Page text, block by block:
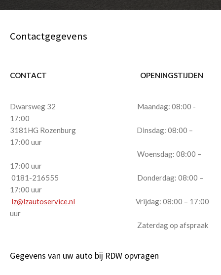
Contactgegevens
CONTACT OPENINGSTIJDEN
Dwarsweg 32 Maandag: 08:00 -
17:00
3181HG Rozenburg Dinsdag: 08:00 –
17:00 uur
Woensdag: 08:00 –
17:00 uur
0181-216555 Donderdag: 08:00 –
17:00 uur
lz@lzautoservice.nl Vrijdag: 08:00 – 17:00
uur
Zaterdag op afspraak
Gegevens van uw auto bij RDW opvragen